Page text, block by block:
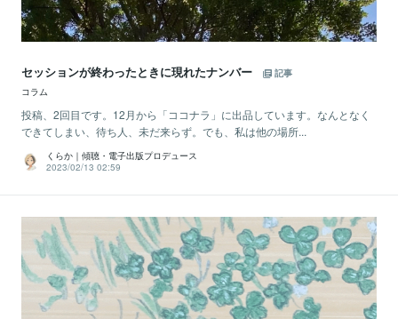
セッションが終わったときに現れたナンバー
記事
コラム
投稿、2回目です。12月から「ココナラ」に出品しています。なんとなく
できてしまい、待ち人、未だ来らず。でも、私は他の場所...
くらか｜傾聴・電子出版プロデュース
2023/02/13 02:59